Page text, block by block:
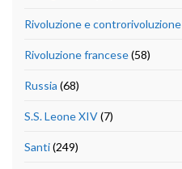
Rivoluzione e controrivoluzione
Rivoluzione francese(58)
Russia (68)
S.S. Leone XIV(7)
Santi(249)